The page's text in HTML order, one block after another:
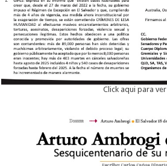
Click aqui para ver